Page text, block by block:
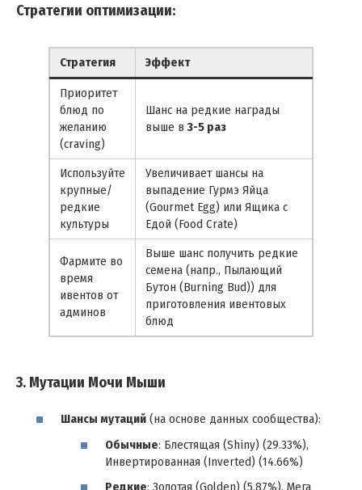
Стратегии оптимизации:
Стратегия Эффект
Приоритет
блюд по
желанию
(craving)
Шанс на редкие награды
выше в3-5 раз
Используйте
крупные/
редкие
культуры
Увеличивает шансы на
выпадение Гурмэ Яйца
(Gourmet Egg) или Ящика с
Едой (Food Crate)
Фармите во
время
ивентов от
админов
Выше шанс получить редкие
семена (напр., Пылающий
Бутон (Burning Bud)) для
приготовления ивентовых
блюд
3. Мутации Мочи Мыши
Шансы мутаций (на основе данных сообщества):
Обычные: Блестящая (Shiny) (29.33%),
Инвертированная (Inverted) (14.66%)
Редкие: Золотая (Golden) (5.87%), Мега